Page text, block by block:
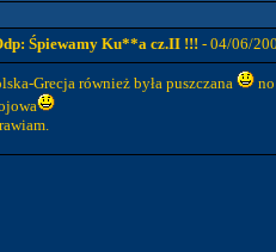
Śpiewamy Ku**a cz.II !!! - 04/06/
Grecja również była puszczana
no